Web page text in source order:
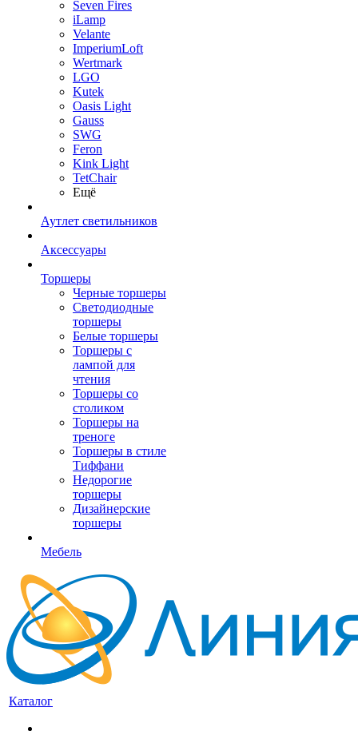
Seven Fires
iLamp
Velante
ImperiumLoft
Wertmark
LGO
Kutek
Oasis Light
Gauss
SWG
Feron
Kink Light
TetСhair
Ещё
Аутлет светильников
Аксессуары
Торшеры
Черные торшеры
Светодиодные
торшеры
Белые торшеры
Торшеры с
лампой для
чтения
Торшеры со
столиком
Торшеры на
треноге
Торшеры в стиле
Тиффани
Недорогие
торшеры
Дизайнерские
торшеры
Мебель
Каталог